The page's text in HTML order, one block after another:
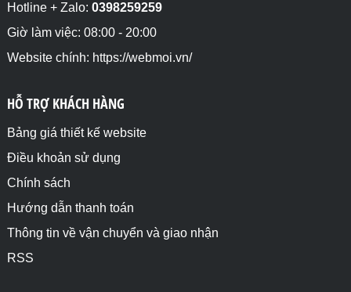
Hotline + Zalo: 0398259259
Giờ làm việc: 08:00 - 20:00
Website chính: https://webmoi.vn/
HỖ TRỢ KHÁCH HÀNG
Bảng giá thiết kế website
Điều khoản sử dụng
Chính sách
Hướng dẫn thanh toán
Thông tin về vận chuyển và giao nhận
RSS